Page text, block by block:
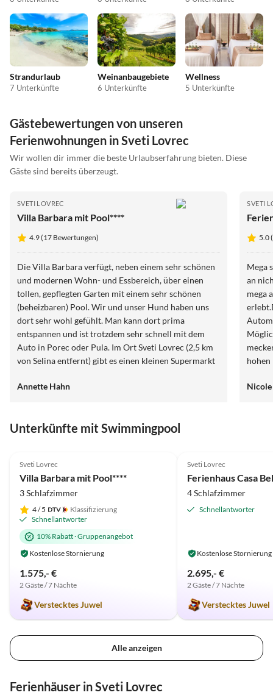
Strandurlaub
7 Unterkünfte
Weinanbaugebiete
6 Unterkünfte
Wellness
5 Unterkünfte
Gästebewertungen von unseren
Ferienwohnungen in Sveti Lovrec
Wir wollen dir immer die beste Urlaubserfahrung bieten. Diese
Gäste sind bereits überzeugt.
SVETI LOVREC
Villa Barbara mit Pool****
4.9 (17 Bewertungen)
Die Villa Barbara verfügt, neben einem sehr schönen
und modernen Wohn- und Essbereich, über einen
tollen, gepflegten Garten mit einem sehr schönen
(beheizbaren) Pool. Wir und unser Hund haben uns
dort sehr wohl gefühlt. Man kann dort prima
entspannen und ist trotzdem sehr schnell mit dem
Auto in Porec oder Pula. Im Ort Sveti Lovrec (2,5 km
von Selina entfernt) gibt es einen kleinen Supermarkt
Gakovic war ausgezeichnet und sie war bei
bellt, wenn er alleine ist. Wir haben uns aber dort sehr
Annette Hahn
SVETI
5.0
Mega
an
mega
Unterkünfte mit Swimmingpool
Sveti Lovrec
Villa Barbara mit Pool****
3 Schlafzimmer
4/ 5
Klassifizierung
Schnellantworter
10% Rabatt·Gruppenangebot
Kostenlose Stornierung
1.575,- €
2 Gäste / 7 Nächte
Verstecktes Juwel
Sveti Lovrec
Ferienhaus Casa
4 Schlafzimmer
Schnellantworter
Kostenlose Stornierung
2.695,- €
2 Gäste / 7 Nächte
Verstecktes Juwel
Alle anzeigen
Ferienhäuser in Sveti Lovrec